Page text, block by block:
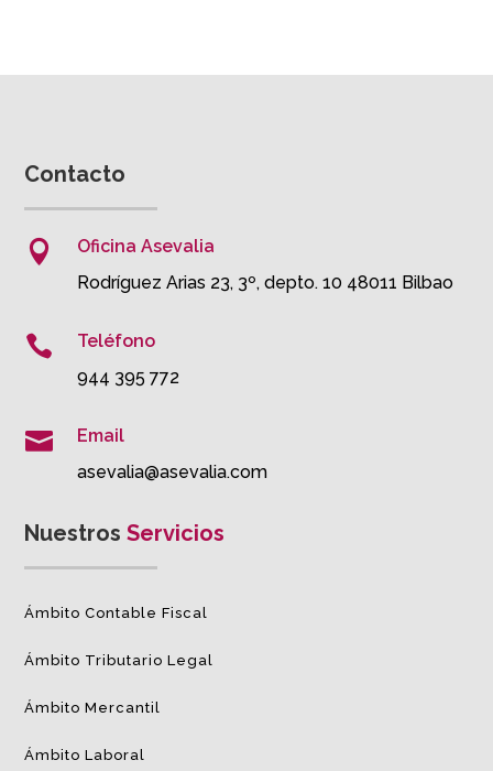
Contacto

Oficina Asevalia
Rodríguez Arias 23, 3º, depto. 10 48011 Bilbao

Teléfono
944 395 772

Email
asevalia@asevalia.com
NuestrosServicios
Ámbito Contable Fiscal
Ámbito Tributario Legal
Ámbito Mercantil
Ámbito Laboral